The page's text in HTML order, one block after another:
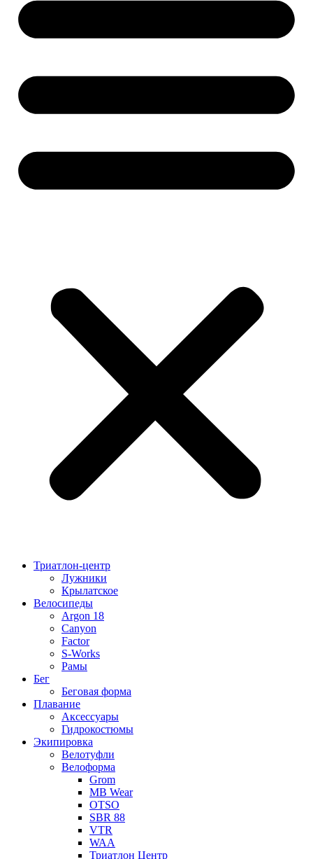
Триатлон-центр
Лужники
Крылатское
Велосипеды
Argon 18
Canyon
Factor
S-Works
Рамы
Бег
Беговая форма
Плавание
Аксессуары
Гидрокостюмы
Экипировка
Велотуфли
Велоформа
Grom
MB Wear
OTSO
SBR 88
VTR
WAA
Триатлон Центр